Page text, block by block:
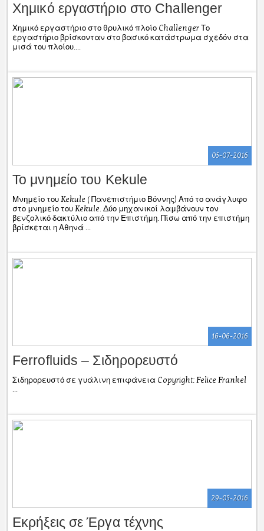
Χημικό εργαστήριο στο Challenger
Χημικό εργαστήριο στο θρυλικό πλοίο Challenger Το
εργαστήριο βρίσκονταν στο βασικό κατάστρωμα σχεδόν στα
μισά του πλοίου....
05-07-2016
Το μνημείο του Kekule
Μνημείο του Kekule ( Πανεπιστήμιο Βόννης) Από το ανάγλυφο
στο μνημείο του Kekule. Δύο μηχανικοί λαμβάνουν τον
βενζολικό δακτύλιο από την Επιστήμη. Πίσω από την επιστήμη
βρίσκεται η Αθηνά ...
16-06-2016
Ferrofluids – Σιδηρορευστό
Σιδηρορευστό σε γυάλινη επιφάνεια Copyright: Felice Frankel
...
29-05-2016
Εκρήξεις σε Έργα τέχνης